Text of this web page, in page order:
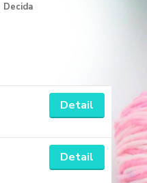
Decida
Detail
Detail